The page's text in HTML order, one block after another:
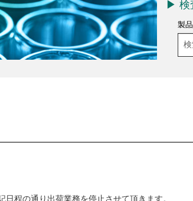
検
製
検
索
力
程の通り出荷業務を停止させて頂きます。